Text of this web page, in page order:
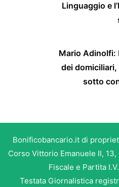
Linguaggio e
Mario Adinolfi:
dei domiciliari,
sotto
Bonificobancario.it di
Corso Vittorio Emanuele II,
Fiscale e Partita
Testata Giornalistica